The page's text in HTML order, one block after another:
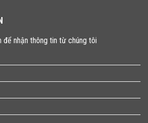
để nhận thông tin từ chúng tôi